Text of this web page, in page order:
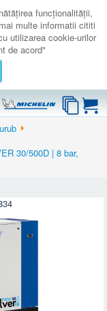
funcţionalităţii,
multe informatii cititi
utilizarea cookie-urilor
de acord"
30/500D | 8 bar,